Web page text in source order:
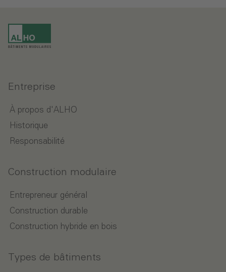
Entreprise
À propos d'ALHO
Historique
Responsabilité
Construction modulaire
Entrepreneur général
Construction durable
Construction hybride en bois
Types de bâtiments